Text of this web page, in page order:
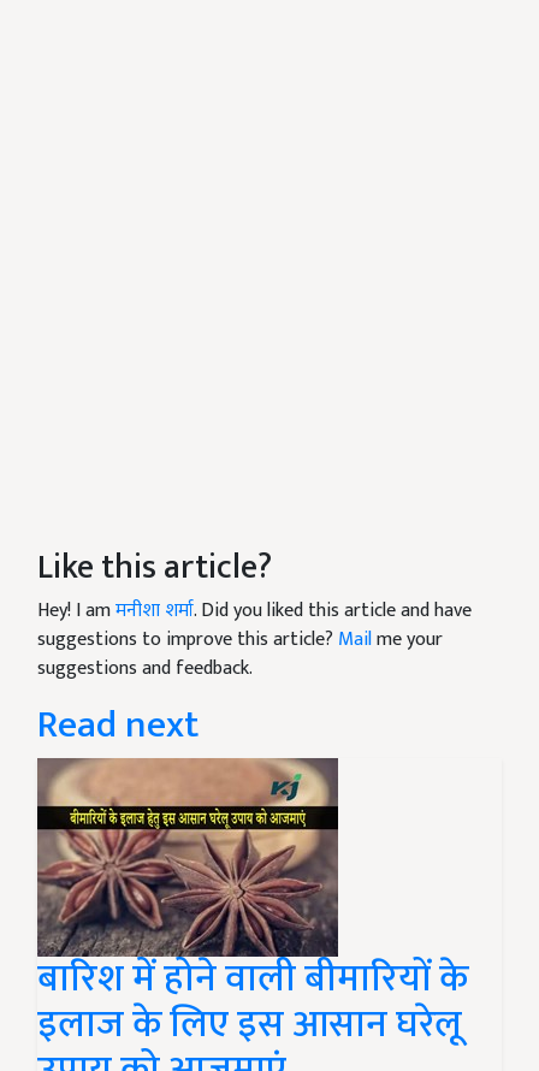
Like this article?
Hey! I amमनीशा शर्मा. Did you liked this article and have
suggestions to improve this article? Mailme your
suggestions and feedback.
Read next
बारिश में होने वाली बीमारियों के
इलाज के लिए इस आसान घरेलू